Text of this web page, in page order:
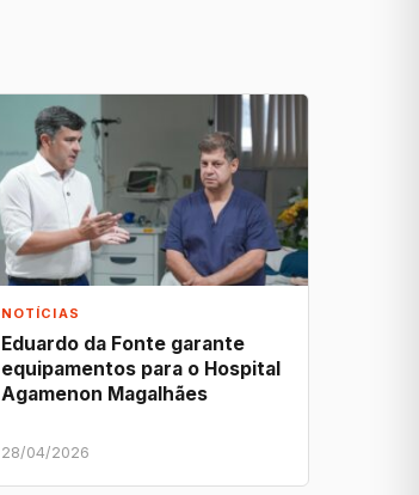
NOTÍCIAS
Eduardo da Fonte garante
equipamentos para o Hospital
Agamenon Magalhães
28/04/2026